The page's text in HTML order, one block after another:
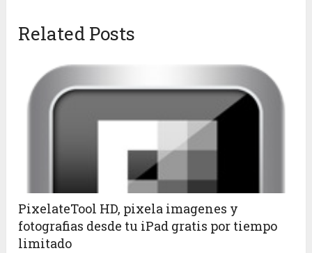
Related Posts
PixelateTool HD, pixela imagenes y
fotografias desde tu iPad gratis por tiempo
limitado